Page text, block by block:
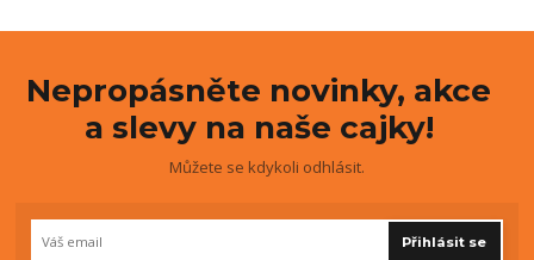
Nepropásněte novinky, akce
a slevy na naše cajky!
Můžete se kdykoli odhlásit.
Přihlásit se